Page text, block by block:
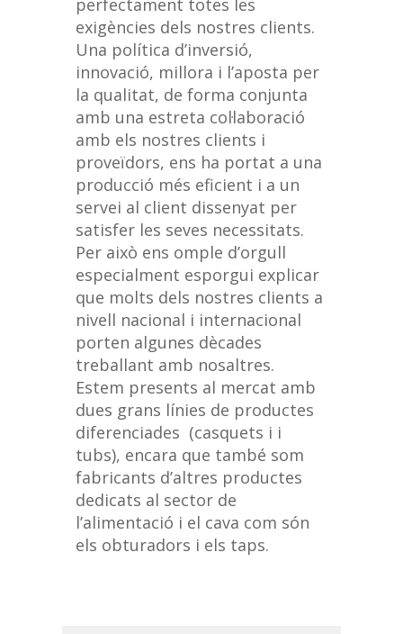
perfectament totes les
exigències dels nostres clients.
Una política d’inversió,
innovació, millora i l’aposta per
la qualitat, de forma conjunta
amb una estreta col·laboració
amb els nostres clients i
proveïdors, ens ha portat a una
producció més eficient i a un
servei al client dissenyat per
satisfer les seves necessitats.
Per això ens omple d’orgull
especialment esporgui explicar
que molts dels nostres clients a
nivell nacional i internacional
porten algunes dècades
treballant amb nosaltres.
Estem presents al mercat amb
dues grans línies de productes
diferenciades (casquets i i
tubs), encara que també som
fabricants d’altres productes
dedicats al sector de
l’alimentació i el cava com són
els obturadors i els taps.